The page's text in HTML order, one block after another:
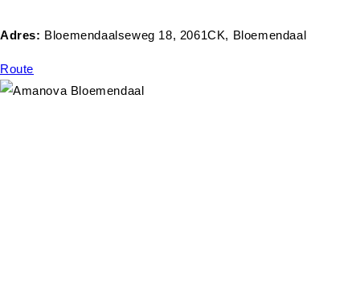
Adres: Bloemendaalseweg 18, 2061CK, Bloemendaal
Route